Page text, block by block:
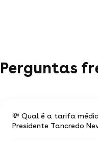
Perguntas
💸 Qual é a tarifa
Presidente Tancredo